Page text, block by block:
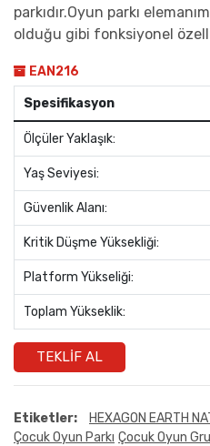
parkıdır.Oyun parkı
olduğu gibi fonksiyonel
EAN216
Spesifikasyon
Ölçüler Yaklaşık:
Yaş Seviyesi:
Güvenlik Alanı:
Kritik Düşme Yüksekliği:
Platform Yükseliği:
Toplam Yükseklik:
TEKLIF AL
Etiketler: HEXAGON EARTH
Çocuk Oyun Parkı Çocuk Oyun